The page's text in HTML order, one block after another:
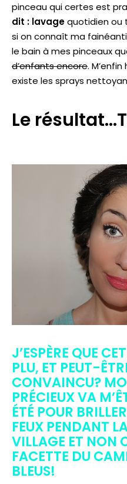
pinceau qui certes est
dit : lavagequotidien ou
si on connaît ma
le bain à mes pinceaux
d’enfants encore.
existe les sprays
Le
J’ESPÈRE QUE
PLU, ET PEUT-
CONVAINCU?
PRÉCIEUX VA
ÉTÉ POUR
FEUX PENDANT
VILLAGE ET NON
FACETTE DU
BLEUS!